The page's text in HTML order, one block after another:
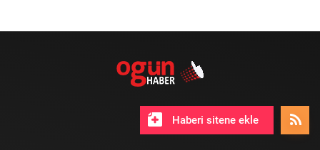
Haberi sitene ekle